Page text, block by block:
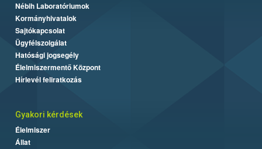
Nébih Laboratóriumok
Kormányhivatalok
Sajtókapcsolat
Ügyfélszolgálat
Hatósági jogsegély
Élelmiszermentő Központ
Hírlevél feliratkozás
Gyakori kérdések
Élelmiszer
Állat